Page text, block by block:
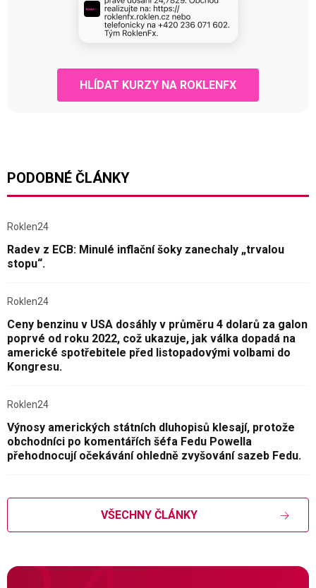
HLÍDAT KURZY NA ROKLENFX
PODOBNÉ ČLÁNKY
Roklen24
Radev z ECB: Minulé inflační šoky zanechaly „trvalou
stopu“.
Roklen24
Ceny benzinu v USA dosáhly v průměru 4 dolarů za galon
poprvé od roku 2022, což ukazuje, jak válka dopadá na
americké spotřebitele před listopadovými volbami do
Kongresu.
Roklen24
Výnosy amerických státních dluhopisů klesají, protože
obchodníci po komentářích šéfa Fedu Powella
přehodnocují očekávání ohledně zvyšování sazeb Fedu.
VŠECHNY ČLÁNKY